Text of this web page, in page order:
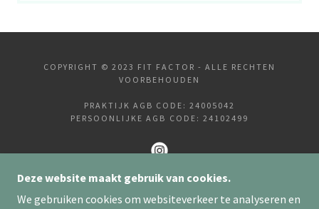
COPYRIGHT © 2023 FIT FACTOR - ALLE RECHTEN
VOORBEHOUDEN
PRAKTIJK AGB CODE: 24005042
PERSOONLIJKE AGB CODE: 24102499
ONDERSTEUND DOOR
Deze website maakt gebruik van cookies.
We gebruiken cookies om websiteverkeer te analyseren en